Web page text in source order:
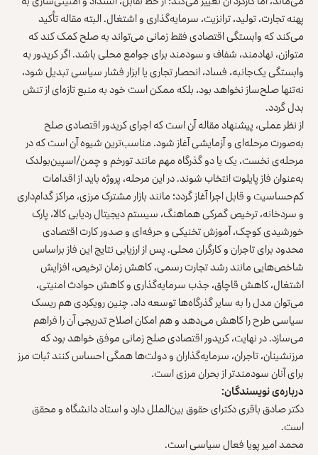
پهنه تجارت، تولید، ترانزیت، سرمایه‌گذاری و اشتغال. البته مقاله تأکید
می‌کند که وابستگی اقتصادی فقط زمانی می‌تواند به صلح کمک کند که
متوازن، نهادمند، شفاف و سودمند برای جوامع محلی باشد. اگر کریدور به
وابستگی یک‌جانبه، فساد، انحصار تجاری یا ابزار فشار سیاسی تبدیل شود،
نه‌تنها صلح‌ساز نخواهد بود، بلکه ممکن است خود به منبع تازه‌ای از تنش
بدل گردد.
از نظر عملی، پیشنهاد مقاله آن است که اجرای کریدور اقتصادی صلح
به‌صورت مرحله‌ای و آزمایشی آغاز شود. مناسب‌ترین شیوه آن است که در
مرحله‌ی نخست، یک یا دو گذرگاه مهم مانند تورخم و چمن/اسپین‌بولدک
به‌عنوان فاز پایلوت انتخاب شوند. در این مرحله، پروژه باید از اقدامات
کم‌حساسیت و قابل اجرا آغاز گردد؛ مانند بازار مشترک مرزی، مراکز گدام‌داری
و سردخانه، ترخیص گمرکی هماهنگ، سیستم دیجیتال ردیابی کالا، پارک
خورشیدی کوچک، آموزش تخنیکی و حرفه‌ای و صدور کارت اقتصادی
محدود برای تاجران و کارگران محلی. پس از ارزیابی نتایج این فاز براساس
شاخص‌هایی مانند رشد تجارت رسمی، کاهش زمان ترخیص، افزایش
اشتغال، کاهش قاچاق، جذب سرمایه‌گذاری و کاهش حوادث امنیتی،
می‌توان مدل را به سایر گذرگاه‌ها توسعه داد. چنین رویکردی هم ریسک
سیاسی طرح را کاهش می‌دهد و هم امکان اصلاح تدریجی آن را فراهم
می‌سازد. در نهایت، کریدور اقتصادی صلح زمانی موفق خواهد بود که
مرزنشینان، تاجران، سرمایه‌گذاران و دولت‌ها همگی احساس کنند ثبات مرز
برای آنان سودمندتر از بحران مرزی است.
درباره‌ی نویسندگان:
دکتر صادق باقری دکترای حقوق بین‌الملل دارد و استاد دانشگاه و محقق
است.
محمد امیر پویا فعال سیاسی است.